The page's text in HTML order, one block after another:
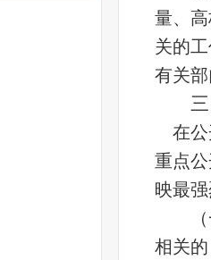
量、
关的
有关
在
重点
映最
相关